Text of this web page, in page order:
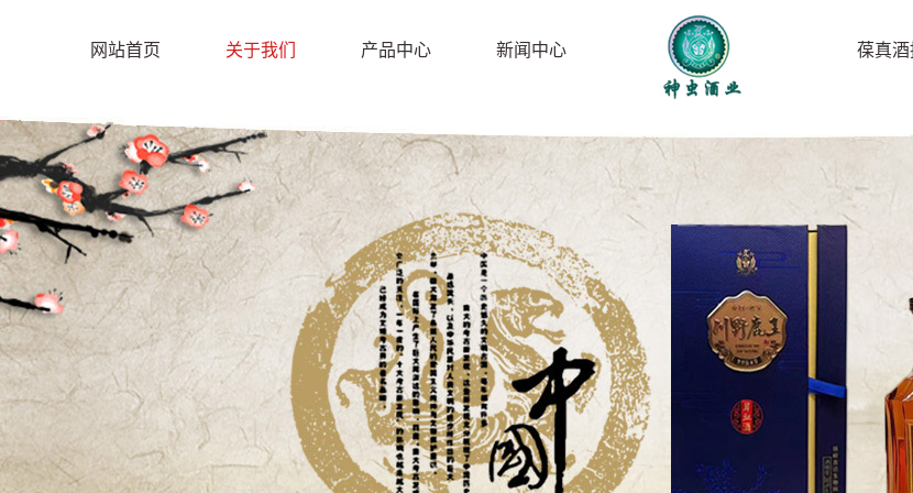
网站首页 关于我们 产品中心 新闻中心 葆真